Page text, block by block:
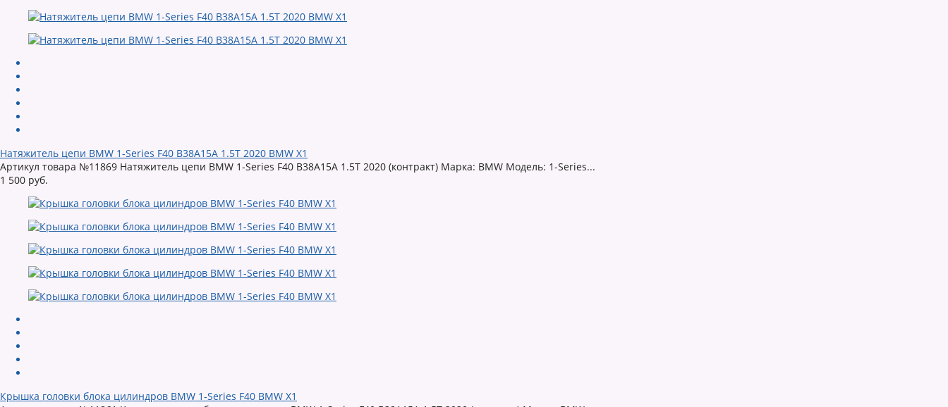
Натяжитель цепи BMW 1-Series F40 B38A15A 1.5T 2020 BMW X1
Артикул товара №11869 Натяжитель цепи BMW 1-Series F40 B38A15A 1.5T 2020 (контракт) Марка: BMW Модель: 1-Series...
1 500 руб.
Крышка головки блока цилиндров BMW 1-Series F40 BMW X1